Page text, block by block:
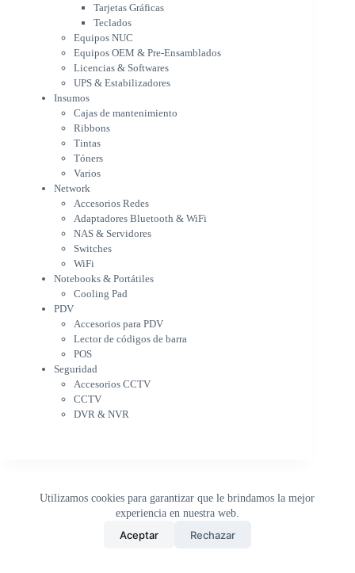
Utilizamos cookies para garantizar que le brindamos la mejor
experiencia en nuestra web.
Aceptar Rechazar
UPS & Estabilizadores
Insumos
Cajas de mantenimiento
Ribbons
Tintas
Tóners
Varios
Network
Accesorios Redes
Adaptadores Bluetooth & WiFi
Switches
WiFi
Notebooks & Portátiles
Cargador para notebook
Cooling Pad
PDV
Accesorios para PDV
Lector de códigos de barra
POS
Seguridad
Accesorios CCTV
CCTV
DVR & NVR
Sin categorizar
Tarjetas Gráficas
Teclados
Equipos NUC
Equipos OEM & Pre-Ensamblados
Licencias & Softwares
UPS & Estabilizadores
Insumos
Cajas de mantenimiento
Ribbons
Tintas
Tóners
Varios
Network
Accesorios Redes
Adaptadores Bluetooth & WiFi
NAS & Servidores
Switches
WiFi
Notebooks & Portátiles
Cooling Pad
PDV
Accesorios para PDV
Lector de códigos de barra
POS
Seguridad
Accesorios CCTV
CCTV
DVR & NVR